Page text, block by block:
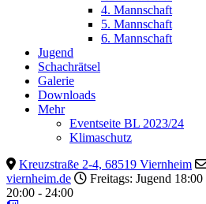
4. Mannschaft
5. Mannschaft
6. Mannschaft
Jugend
Schachrätsel
Galerie
Downloads
Mehr
Eventseite BL 2023/24
Klimaschutz
Kreuzstraße 2-4, 68519 Viernheim
viernheim.de
Freitags: Jugend
20:00 - 24:00